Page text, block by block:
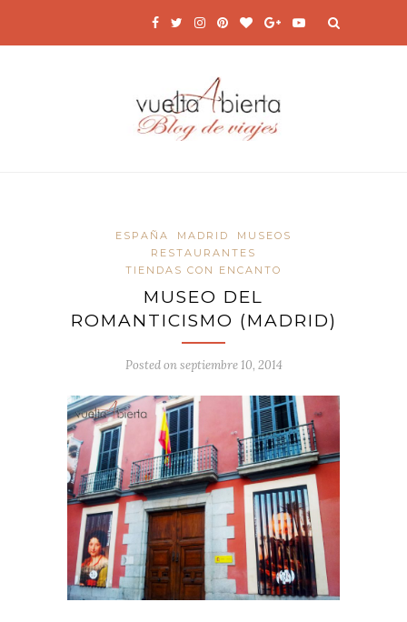
ESPAÑA MADRID
MUSEOS
RESTAURANTES
TIENDAS CON ENCANTO
MUSEO DEL
ROMANTICISMO (MADRID)
Posted onseptiembre 10, 2014